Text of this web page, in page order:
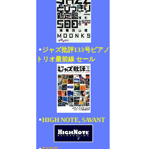
ジャズ批評133号ピアノ
トリオ最前線 セール
HIGH NOTE, SAVANT